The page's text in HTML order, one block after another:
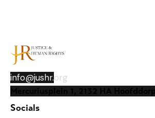
info@jushr.org
Mercuriusplein 1, 2132 HA
Socials